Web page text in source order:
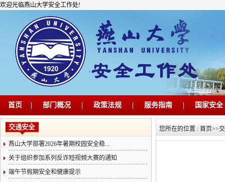
欢迎光临燕山大学安全工作处!
首页 部门概况 政策法规 服务指南 国家安全
交通安全
燕山大学部署2026年暑期校园安全稳...
关于组织参加系列反诈短视频大赛的通知
端午节假期安全和健康提示
您所在的位置 : 首页>>